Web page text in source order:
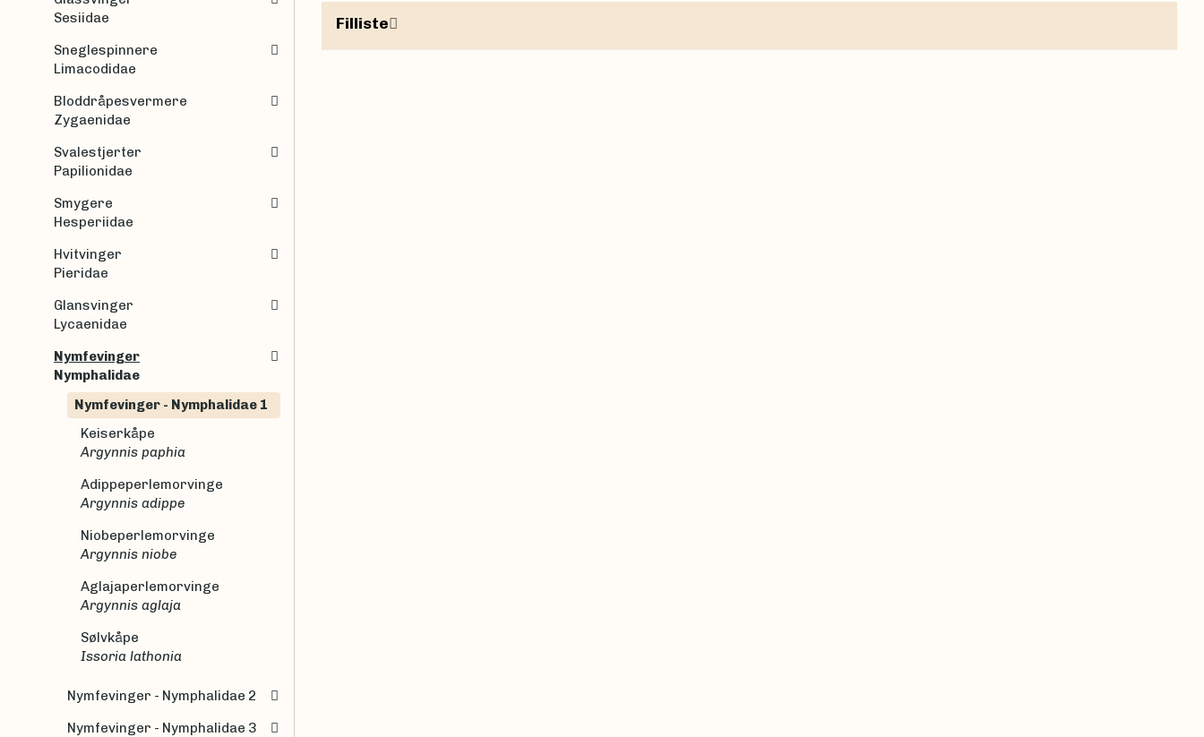
Filliste
Sesiidae
Sneglespinnere
Limacodidae
Bloddråpesvermere
Zygaenidae
Svalestjerter
Papilionidae
Smygere
Hesperiidae
Hvitvinger
Pieridae
Glansvinger
Lycaenidae
Nymfevinger
Nymphalidae
Nymfevinger - Nymphalidae 1
Keiserkåpe
Argynnis paphia
Adippeperlemorvinge
Argynnis adippe
Niobeperlemorvinge
Argynnis niobe
Aglajaperlemorvinge
Argynnis aglaja
Sølvkåpe
Issoria lathonia
Nymfevinger - Nymphalidae 2
Nymfevinger - Nymphalidae 3